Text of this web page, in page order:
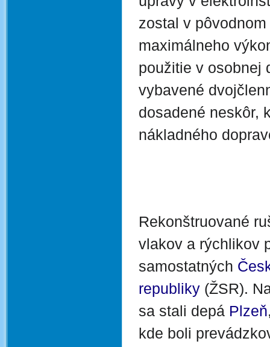
zostal v
maximálneho
použitie v osobnej
vybavené
dosadené neskôr,
nákladného
Rekonštruované
vlakov a rýchlikov
samostatných
republiky (ŽSR).
sa stali depá Plzeň
kde boli